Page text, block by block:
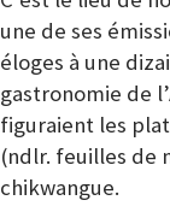
une de ses
éloges à une
gastronomie de
figuraient les
(ndlr. feuilles de
chikwangue.